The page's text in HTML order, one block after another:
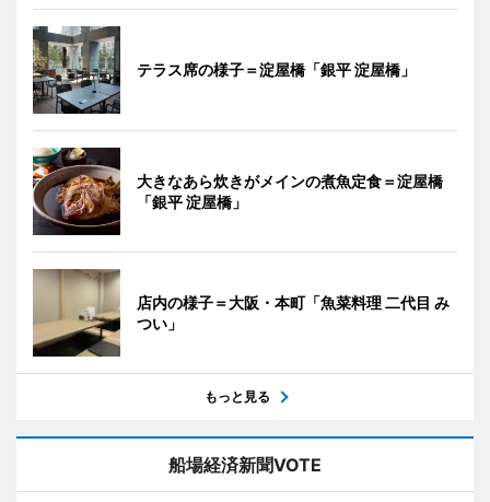
テラス席の様子＝淀屋橋「銀平 淀屋橋」
大きなあら炊きがメインの煮魚定食＝淀屋橋
「銀平 淀屋橋」
店内の様子＝大阪・本町「魚菜料理 二代目 み
つい」
もっと見る
船場経済新聞VOTE